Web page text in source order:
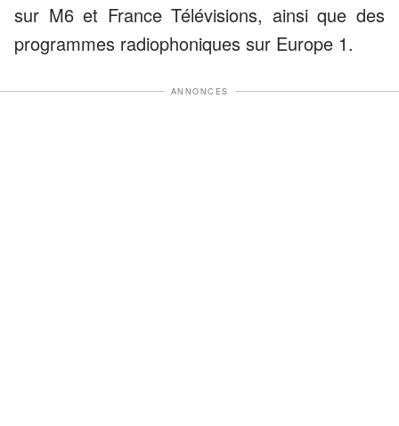
sur M6 et France Télévisions, ainsi que des
programmes radiophoniques sur Europe 1.
ANNONCES